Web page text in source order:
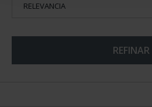
REFINAR